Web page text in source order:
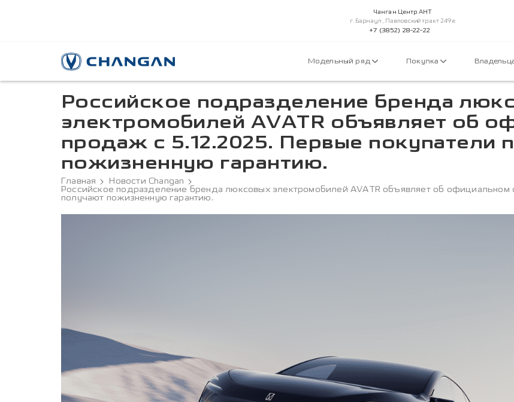
Чанган Центр АНТ
г.Барнаул, Павловский тракт 249е
+7 (3852) 28-22-22
Модельный ряд Покупка
Российское подразделение бренда
электромобилей AVATR объявляет об
продаж с 5.12.2025. Первые покупатели
пожизненную гарантию.
Главная
Новости Changan
Российское подразделение бренда люксовых электромобилей AVATR объявляет об официальном
получают пожизненную гарантию.